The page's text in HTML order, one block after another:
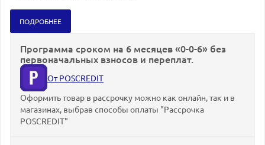
ПОДРОБНЕЕ
Программа сроком на 6 месяцев «0-0-6» без
первоначальных взносов и переплат.
От POSCREDIT
Оформить товар в рассрочку можно как онлайн, так и в
магазинах, выбрав способы оплаты "Рассрочка
POSCREDIT"